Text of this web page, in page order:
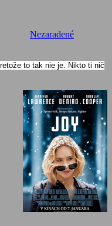
Nezaradené
to tak nie je. Nikto ti nič